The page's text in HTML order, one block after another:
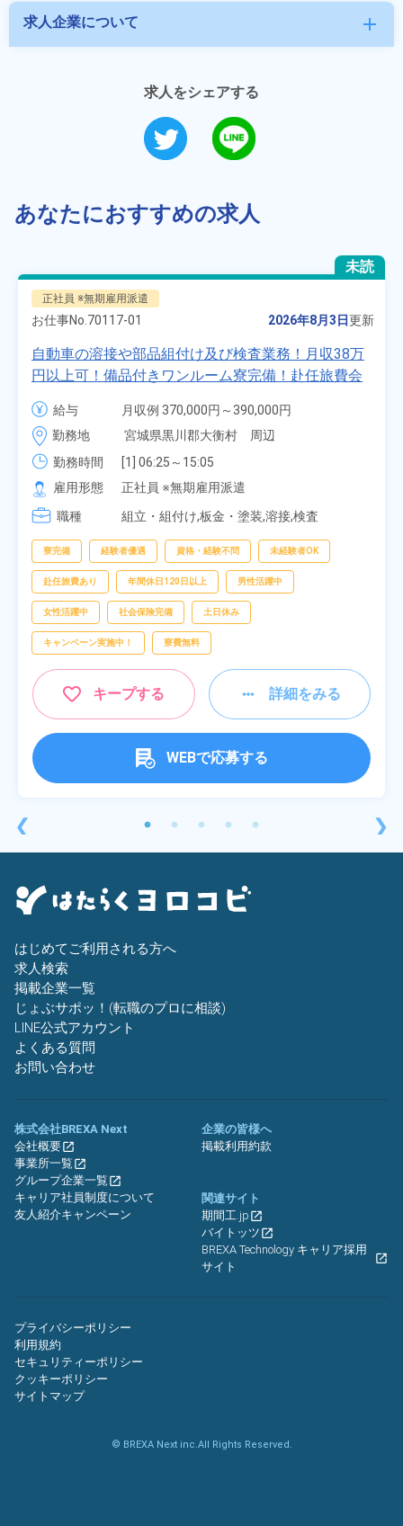
求人企業について add
求人をシェアする
あなたにおすすめの求人
❮
未読
正社員 ※無期雇用派遣
お仕事No. 70117-01 2026年8月3日更新
自動車の溶接や部品組付け及び検査業務！月収38万
円以上可！備品付きワンルーム寮完備！赴任旅費会
社負担★人気の土日休み！昇給＆業績賞与あり！
車・バイク通勤可！無料駐車場あり！カップルでの
応募OK★《宮城県大衡村》
給与
月収例 370,000円～390,000円
時給 1,700円～1,700円
勤務地
宮城県黒川郡大衡村　周辺
勤務時間
[1] 06:25～15:05
[2] 16:00～00:40
[3] 16:30～01:10
[4] 08:00～16:40
雇用形態
正社員 ※無期雇用派遣
職種
組立・組付け,板金・塗装,溶接,検査
寮完備 経験者優遇 資格・経験不問 未経験者OK
赴任旅費あり 年間休日120日以上 男性活躍中
女性活躍中 社会保険完備 土日休み
キャンペーン実施中！ 寮費無料
キープする 詳細をみる
WEBで応募する
❯
はじめてご利用される方へ
求人検索
掲載企業一覧
じょぶサポッ！(転職のプロに相談)
LINE公式アカウント
よくある質問
お問い合わせ
株式会社BREXA Next
会社概要
事業所一覧
グループ企業一覧
キャリア社員制度について
友人紹介キャンペーン
企業の皆様へ
掲載利用約款
関連サイト
期間工.jp
バイトッツ
BREXA Technology キャリア採用
サイト
プライバシーポリシー
利用規約
セキュリティーポリシー
クッキーポリシー
サイトマップ
© BREXA Next inc.All Rights Reserved.